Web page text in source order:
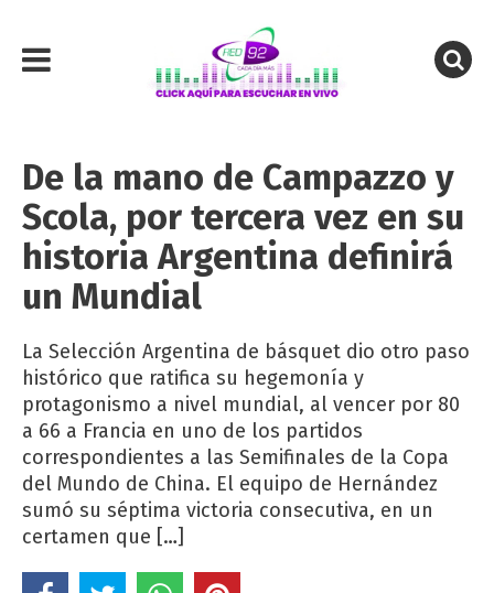
De la mano de Campazzo y
Scola, por tercera vez en su
historia Argentina definirá
un Mundial
La Selección Argentina de básquet dio otro paso
histórico que ratifica su hegemonía y
protagonismo a nivel mundial, al vencer por 80
a 66 a Francia en uno de los partidos
correspondientes a las Semifinales de la Copa
del Mundo de China. El equipo de Hernández
sumó su séptima victoria consecutiva, en un
certamen que […]